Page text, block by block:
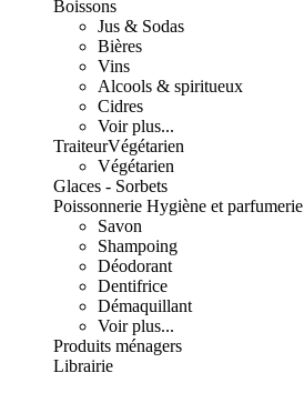
Boissons
Jus & Sodas
Bières
Vins
Alcools & spiritueux
Cidres
Voir plus...
TraiteurVégétarien
Végétarien
Glaces - Sorbets
Poissonnerie Hygiène et parfumerie
Savon
Shampoing
Déodorant
Dentifrice
Démaquillant
Voir plus...
Produits ménagers
Librairie